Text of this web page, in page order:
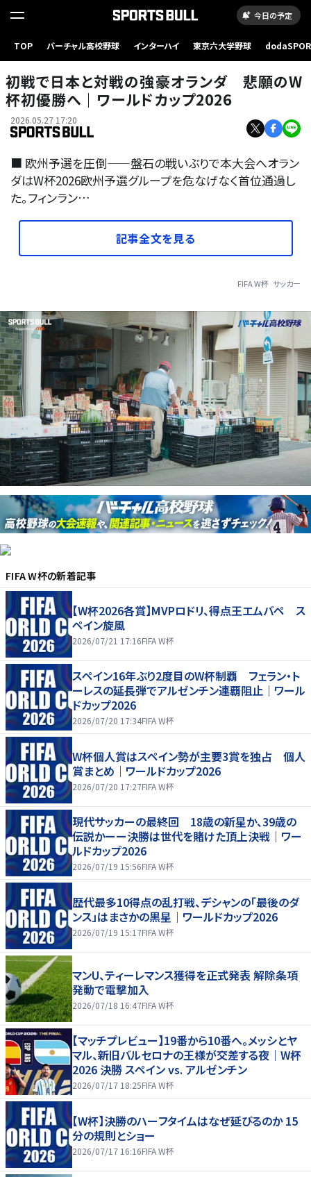
今日の予定
TOP バーチャル高校野球 インターハイ 東京六大学野球
初戦で日本と対戦の強豪オランダ 悲願のW
杯初優勝へ｜ワールドカップ2026
2026.05.27 17:20
■ 欧州予選を圧倒——盤石の戦いぶりで本大会へオラン
ダはW杯2026欧州予選グループを危なげなく首位通過し
た。フィンラン…
記事全文を見る
FIFA W杯 サッカー
FIFA W杯の新着記事
【W杯2026各賞】MVPロドリ、得点王エムバペ ス
ペイン旋風
2026/07/21 17:16FIFA W杯
スペイン16年ぶり2度目のW杯制覇 フェラン・ト
ーレスの延長弾でアルゼンチン連覇阻止｜ワール
ドカップ2026
2026/07/20 17:34FIFA W杯
W杯個人賞はスペイン勢が主要3賞を独占 個人
賞まとめ｜ワールドカップ2026
2026/07/20 17:27FIFA W杯
現代サッカーの最終回 18歳の新星か、39歳の
伝説かーー決勝は世代を賭けた頂上決戦｜ワー
ルドカップ2026
2026/07/19 15:56FIFA W杯
歴代最多10得点の乱打戦、デシャンの「最後のダ
ンス」はまさかの黒星｜ワールドカップ2026
2026/07/19 15:17FIFA W杯
マンU、ティーレマンス獲得を正式発表 解除条項
発動で電撃加入
2026/07/18 16:47FIFA W杯
【マッチプレビュー】19番から10番へ。メッシとヤ
マル、新旧バルセロナの王様が交差する夜｜W杯
2026 決勝 スペイン vs. アルゼンチン
2026/07/17 18:25FIFA W杯
【W杯】決勝のハーフタイムはなぜ延びるのか 15
分の規則とショー
2026/07/17 16:16FIFA W杯